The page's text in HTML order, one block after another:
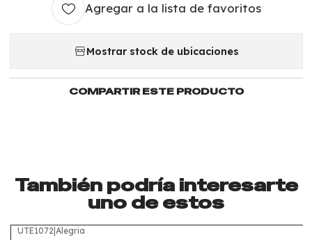
Agregar a la lista de favoritos
Mostrar stock de ubicaciones
COMPARTIR ESTE PRODUCTO
También podría interesarte
uno de estos
UTE1072|Alegria